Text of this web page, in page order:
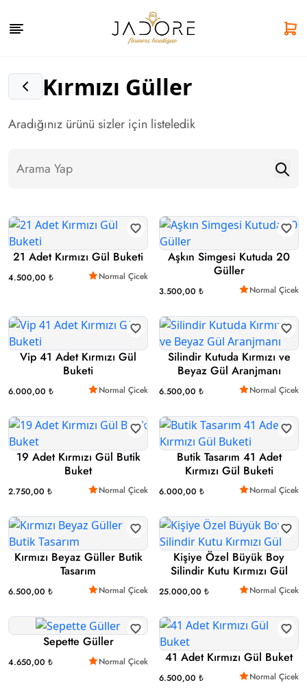
Kırmızı Güller
Aradığınız ürünü sizler için listeledik
21 Adet Kırmızı Gül Buketi
4.500,00 ₺ Normal Çicek
Aşkın Simgesi Kutuda 20
Güller
3.500,00 ₺ Normal Çicek
Vip 41 Adet Kırmızı Gül
Buketi
6.000,00 ₺ Normal Çicek
Silindir Kutuda Kırmızı ve
Beyaz Gül Aranjmanı
6.500,00 ₺ Normal Çicek
19 Adet Kırmızı Gül Butik
Buket
2.750,00 ₺ Normal Çicek
Butik Tasarım 41 Adet
Kırmızı Gül Buketi
6.000,00 ₺ Normal Çicek
Kırmızı Beyaz Güller Butik
Tasarım
6.500,00 ₺ Normal Çicek
Kişiye Özel Büyük Boy
Silindir Kutu Kırmızı Gül
25.000,00 ₺ Normal Çicek
Sepette Güller
4.650,00 ₺ Normal Çicek 41 Adet Kırmızı Gül Buket
6.500,00 ₺ Normal Çicek